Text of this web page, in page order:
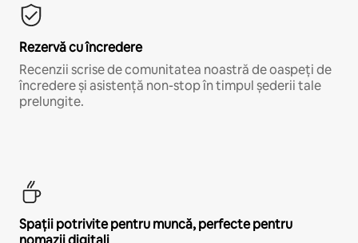
Rezervă cu încredere
Recenzii scrise de comunitatea noastră de oaspeți de
încredere și asistență non-stop în timpul șederii tale
prelungite.
Spații potrivite pentru muncă, perfecte pentru